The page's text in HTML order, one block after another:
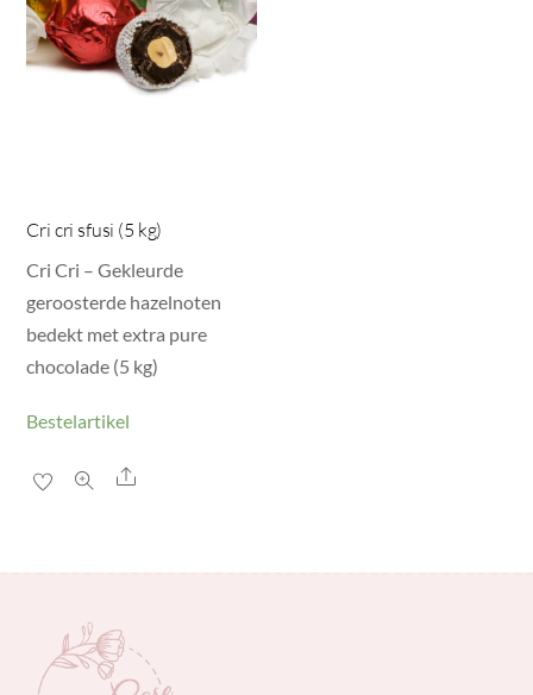
Cri cri sfusi (5 kg)
Cri Cri – Gekleurde
geroosterde hazelnoten
bedekt met extra pure
chocolade (5 kg)
Bestelartikel
Share